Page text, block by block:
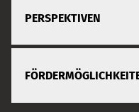
PERSPEKTIVEN